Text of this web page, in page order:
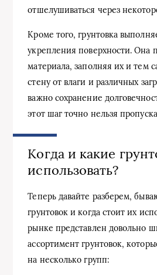
отшелушиваться через
Кроме того, грунтовка
укрепления поверхности. Она
материала, заполняя их и тем
стену от влаги и различных
важно сохранение
этот шаг точно нельзя
Когда и какие
использовать?
Теперь давайте разберем,
грунтовок и когда стоит их
рынке представлен довольно
ассортимент грунтовок,
на несколько групп: